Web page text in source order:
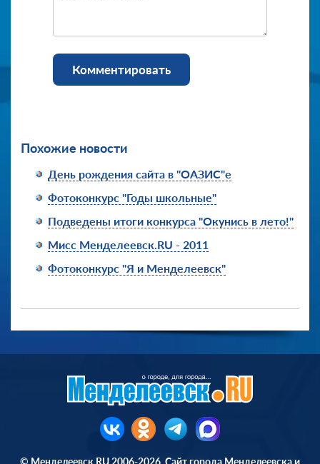
Комментировать
Похожие новости
День рождения сайта в "ОАЗИС"е
Фотоконкурс "Годы школьные"
Подведены итоги конкурса "Окунись в лето!"
Мисс Менделеевск.RU - 2011
Фотоконкурс "Я и Менделеевск"
© Менделеевск.RU 2006-2026. Сайт города Менделеевска и